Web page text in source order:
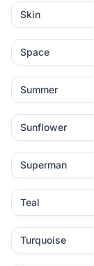
Skin
Space
Summer
Sunflower
Superman
Teal
Turquoise